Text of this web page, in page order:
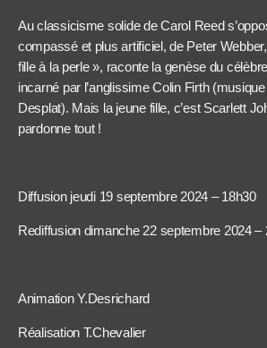
Au classicisme solide de Carol Reed
compassé et plus artificiel, de Peter
fille à la perle », raconte la genèse du
incarné par l’anglissime Colin Firth (musique
Desplat). Mais la jeune fille, c’est Scarlett
pardonne tout !
Diffusion jeudi 19 septembre 2024 – 18h30
Rediffusion dimanche 22 septembre 2024 –
Animation Y.Desrichard
Réalisation T.Chevalier